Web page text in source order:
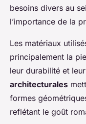
besoins divers au
l’importance de la
Les matériaux
principalement la
leur durabilité et
architecturales
formes
reflétant le goût